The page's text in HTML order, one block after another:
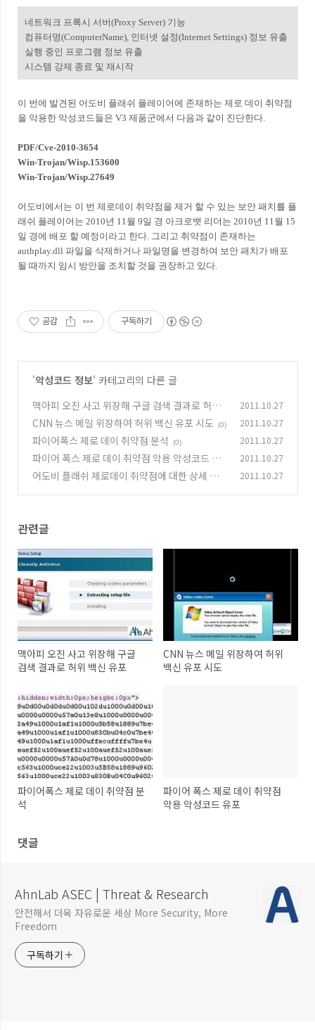
네트워크 프록시 서버(Proxy Server) 기능
컴퓨터명(ComputerName), 인터넷 설정(Internet Settings) 정보 유출
실행 중인 프로그램 정보 유출
시스템 강제 종료 및 재시작
이 번에 발견된 어도비 플래쉬 플레이어에 존재하는 제로 데이 취약점
을 악용한 악성코드들은 V3 제품군에서 다음과 같이 진단한다.
PDF/Cve-2010-3654
Win-Trojan/Wisp.153600
Win-Trojan/Wisp.27649
어도비에서는 이 번 제로데이 취약점을 제거 할 수 있는 보안 패치를 플
래쉬 플레이어는 2010년 11월 9일 경 아크로뱃 리더는 2010년 11월 15
일 경에 배포 할 예정이라고 한다. 그리고 취약점이 존재하는
authplay.dll 파일을 삭제하거나 파일명을 변경하여 보안 패치가 배포
될 때까지 임시 방안을 조치할 것을 권장하고 있다.
공감 구독하기
'악성코드 정보' 카테고리의 다른 글
맥아피 오진 사고 위장해 구글 검색 결과로 허위
백신 유포
(0)
2011.10.27
CNN 뉴스 메일 위장하여 허위 백신 유포 시도 (0) 2011.10.27
파이어폭스 제로 데이 취약점 분석 (0) 2011.10.27
파이어 폭스 제로 데이 취약점 악용 악성코드 유
포
(0)
2011.10.27
어도비 플래쉬 제로데이 취약점에 대한 상세 분
2011.10.27
관련글
맥아피 오진 사고 위장해 구글
검색 결과로 허위 백신 유포
CNN 뉴스 메일 위장하여 허위
백신 유포 시도
파이어폭스 제로 데이 취약점 분
석
파이어 폭스 제로 데이 취약점
악용 악성코드 유포
댓글
AhnLab ASEC | Threat & Research
안전해서 더욱 자유로운 세상 More Security, More
Freedom
구독하기